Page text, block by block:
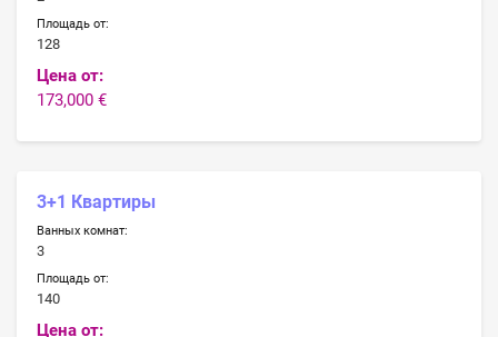
Площадь от:
128
Цена от:
173,000 €
3+1 Квартиры
Ванных комнат:
3
Площадь от:
140
Цена от: